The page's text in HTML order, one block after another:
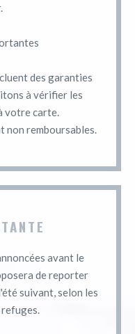
des garanties
à vérifier les
votre carte.
non remboursables.
avant le
de reporter
suivant, selon les